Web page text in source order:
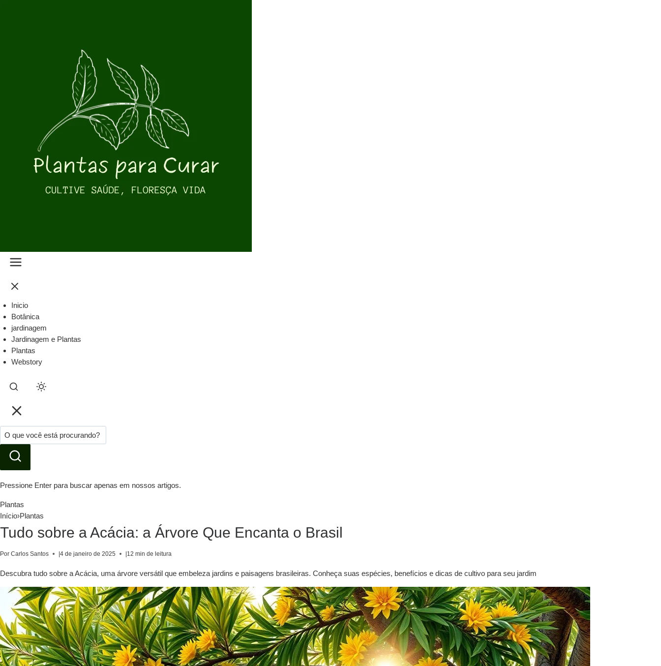
Inicio
Botânica
jardinagem
Jardinagem e Plantas
Plantas
Webstory
Pressione Enter para buscar apenas em nossos artigos.
Plantas
Início›Plantas
Tudo sobre a Acácia: a Árvore Que Encanta o Brasil
Por Carlos Santos |4 de janeiro de 2025 |12 min de leitura
Descubra tudo sobre a Acácia, uma árvore versátil que embeleza jardins e paisagens brasileiras. Conheça suas espécies, benefícios e dicas de cultivo para seu jardim